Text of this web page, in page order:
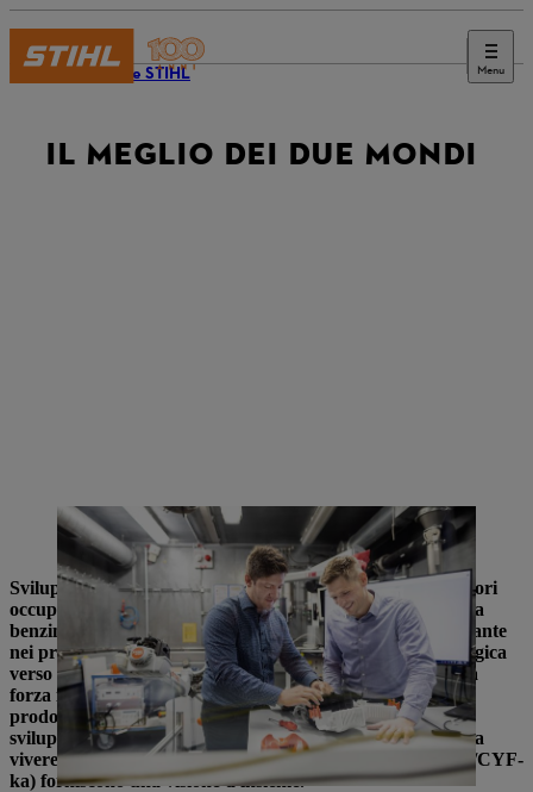
Menu
Giornale STIHL
IL MEGLIO DEI DUE MONDI
In una cabina di prova nel D2 di Waiblingen, i due sviluppatori hanno
messo alla prova prodotti a batteria e a benzina.
Sviluppo ibrido alla STIHL: Ciò significa che gli sviluppatori
occupano contemporaneamente i mondi del cordless e della
benzina. È un approccio che diventerà sempre più importante
nei prossimi anni, a causa dell'inevitabile tendenza tecnologica
verso gli utensili elettrici a batteria. Per sfruttare la famosa
forza innovativa di STIHL e rimanere all'avanguardia nei
prodotti a batteria, sempre più dipendenti lavorano allo
sviluppo in entrambe le aree di azionamento. Cosa significa
vivere tra i mondi? Max Ryssel (2/CYC) e Stefan Kaats (2/CYF-
ka) forniscono una visione d'insieme.